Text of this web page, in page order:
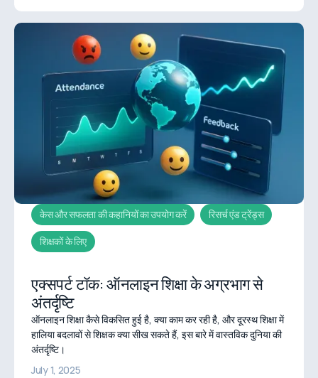
केस और सफलता की कहानियों का उपयोग करें
रिसर्च एंड ट्रेंड्स
शिक्षकों के लिए
एक्सपर्ट टॉक: ऑनलाइन शिक्षा के अग्रभाग से
अंतर्दृष्टि
ऑनलाइन शिक्षा कैसे विकसित हुई है, क्या काम कर रही है, और दूरस्थ शिक्षा में
हालिया बदलावों से शिक्षक क्या सीख सकते हैं, इस बारे में वास्तविक दुनिया की
अंतर्दृष्टि।
July 1, 2025